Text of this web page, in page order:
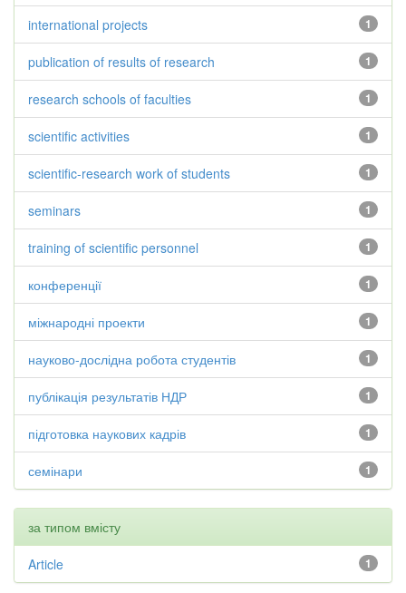
1
international projects
1
publication of results of research
1
research schools of faculties
1
scientific activities
1
scientific-research work of students
1
seminars
1
training of scientific personnel
1
конференції
1
міжнародні проекти
1
науково-дослідна робота студентів
1
публікація результатів НДР
1
підготовка наукових кадрів
1
семінари
за типом вмісту
1
Article